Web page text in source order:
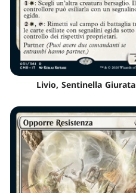
Livio, Sentinella Giurata